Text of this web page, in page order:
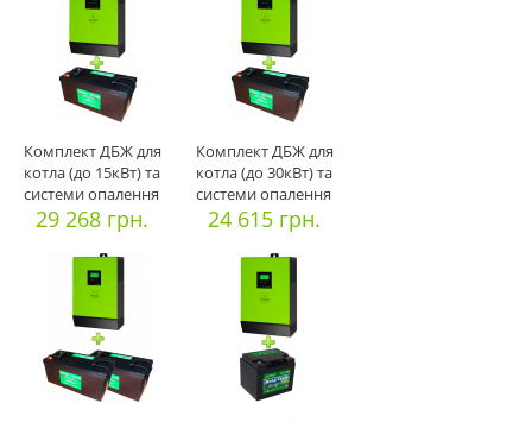
Комплект ДБЖ для
котла (до 15кВт) та
системи опалення
(компл
29 268 грн.
Комплект ДБЖ для
котла (до 30кВт) та
системи опалення
(компл
24 615 грн.